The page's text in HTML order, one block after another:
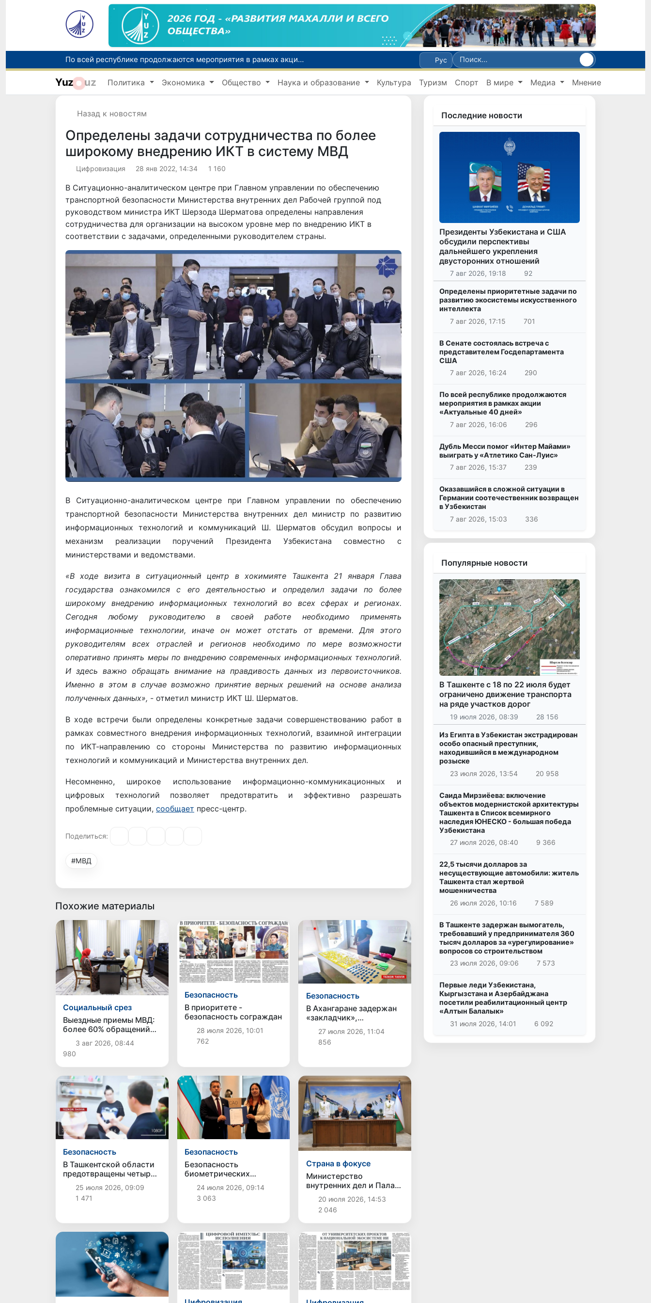
По всей республике продолжаются мероприятия в рамках акции «Актуальные 40 дней»
Оказавшийся в сложной ситуации в Германии соотечественник возвращен в Узбекистан
В Узбекистане определили порядок создания и эксплуатации платных автодорог
Рус
Yuz uz Политика Экономика Общество Наука и образование Культура Туризм Спорт В мире Медиа Мнение
Назад к новостям
Определены задачи сотрудничества по более
широкому внедрению ИКТ в систему МВД
Цифровизация 28 янв 2022, 14:34 1 160
В Ситуационно-аналитическом центре при Главном управлении по обеспечению
транспортной безопасности Министерства внутренних дел Рабочей группой под
руководством министра ИКТ Шерзода Шерматова определены направления
сотрудничества для организации на высоком уровне мер по внедрению ИКТ в
соответствии с задачами, определенными руководителем страны.
В Ситуационно-аналитическом центре при Главном управлении по обеспечению
транспортной безопасности Министерства внутренних дел министр по развитию
информационных технологий и коммуникаций Ш. Шерматов обсудил вопросы и
механизм реализации поручений Президента Узбекистана совместно с
министерствами и ведомствами.
«В ходе визита в ситуационный центр в хокимияте Ташкента 21 января Глава
государства ознакомился с его деятельностью и определил задачи по более
широкому внедрению информационных технологий во всех сферах и регионах.
Сегодня любому руководителю в своей работе необходимо применять
информационные технологии, иначе он может отстать от времени. Для этого
руководителям всех отраслей и регионов необходимо по мере возможности
оперативно принять меры по внедрению современных информационных технологий.
И здесь важно обращать внимание на правдивость данных из первоисточников.
Именно в этом в случае возможно принятие верных решений на основе анализа
полученных данных», - отметил министр ИКТ Ш. Шерматов.
В ходе встречи были определены конкретные задачи совершенствованию работ в
рамках совместного внедрения информационных технологий, взаимной интеграции
по ИКТ-направлению со стороны Министерства по развитию информационных
технологий и коммуникаций и Министерства внутренних дел.
Несомненно, широкое использование информационно-коммуникационных и
цифровых технологий позволяет предотвратить и эффективно разрешать
проблемные ситуации, сообщает пресс-центр.
Поделиться:
#МВД
Похожие материалы
Социальный срез
Выездные приемы МВД:
более 60% обращений
граждан решены
непосредственно в ходе
приема
3 авг 2026, 08:44
980
Безопасность
В приоритете -
безопасность сограждан
28 июля 2026, 10:01
762
Безопасность
В Ахангаране задержан
«закладчик»,
распространявший
синтетические
наркотики через 300
27 июля 2026, 11:04
856
Безопасность
В Ташкентской области
предотвращены четыре
случая торговли людьми
25 июля 2026, 09:09
1 471
Безопасность
Безопасность
биометрических
паспортов Узбекистана
усилена в соответствии
с международными
24 июля 2026, 09:14
3 063
Страна в фокусе
Министерство
внутренних дел и Палата
адвокатов Узбекистана
подписали меморандум
о сотрудничестве
20 июля 2026, 14:53
2 046
Последние новости
Президенты Узбекистана и США
обсудили перспективы
дальнейшего укрепления
двусторонних отношений
7 авг 2026, 19:18 92
Определены приоритетные задачи по
развитию экосистемы искусственного
интеллекта
7 авг 2026, 17:15
701
В Сенате состоялась встреча с
представителем Госдепартамента
США
7 авг 2026, 16:24
290
По всей республике продолжаются
мероприятия в рамках акции
«Актуальные 40 дней»
7 авг 2026, 16:06
296
Дубль Месси помог «Интер Майами»
выиграть у «Атлетико Сан-Луис»
7 авг 2026, 15:37
239
Оказавшийся в сложной ситуации в
Германии соотечественник возвращен
в Узбекистан
7 авг 2026, 15:03
336
Популярные новости
В Ташкенте с 18 по 22 июля будет
ограничено движение транспорта
на ряде участков дорог
19 июля 2026, 08:39 28 156
Из Египта в Узбекистан экстрадирован
особо опасный преступник,
находившийся в международном
розыске
23 июля 2026, 13:54
20 958
Саида Мирзиёева: включение
объектов модернистской архитектуры
Ташкента в Список всемирного
наследия ЮНЕСКО - большая победа
Узбекистана
27 июля 2026, 08:40
9 366
22,5 тысячи долларов за
несуществующие автомобили: житель
Ташкента стал жертвой
мошенничества
26 июля 2026, 10:16
7 589
В Ташкенте задержан вымогатель,
требовавший у предпринимателя 360
тысяч долларов за «урегулирование»
вопросов со строительством
23 июля 2026, 09:06
7 573
Первые леди Узбекистана,
Кыргызстана и Азербайджана
посетили реабилитационный центр
«Алтын Балалык»
31 июля 2026, 14:01
6 092